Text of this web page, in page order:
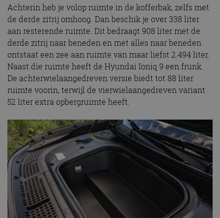
Achterin heb je volop ruimte in de kofferbak, zelfs met
de derde zitrij omhoog. Dan beschik je over 338 liter
aan resterende ruimte. Dit bedraagt 908 liter met de
derde zitrij naar beneden en met alles naar beneden
ontstaat een zee aan ruimte van maar liefst 2.494 liter.
Naast die ruimte heeft de Hyundai Ioniq 9 een frunk.
De achterwielaangedreven versie biedt tot 88 liter
ruimte voorin, terwijl de vierwielaangedreven variant
52 liter extra opbergruimte heeft.